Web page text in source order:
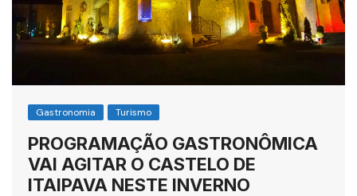
Gastronomia Turismo
PROGRAMAÇÃO GASTRONÔMICA
VAI AGITAR O CASTELO DE
ITAIPAVA NESTE INVERNO